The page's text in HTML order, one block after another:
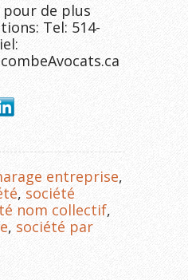
de plus
Tel: 514-
entreprise,
, société
nom collectif,
, société par